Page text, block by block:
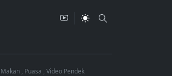
, Puasa , Video Pendek